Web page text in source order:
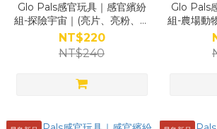
Glo Pals感官玩具｜感官繽紛
組-探險宇宙｜(亮片、亮粉、主
題小物)
NT$220
NT$240
Glo Pals
組-農場動